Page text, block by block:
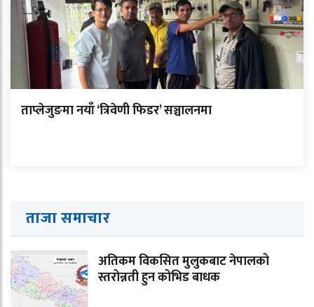
ताप्लेजुङमा नयाँ ‘त्रिवेणी फिडर’ सञ्चालनमा
ताजा समाचार
अतिकम विकसित मुलुकबाट नेपालको
स्तरोन्नती हुन कोभिड बाधक